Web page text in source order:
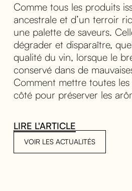
Comme tous les produits
ancestrale et d’un terroir
une palette de saveurs.
dégrader et disparaître,
qualité du vin, lorsque le
conservé dans de
Comment mettre toutes
côté pour préserver les
LIRE L'ARTICLE
VOIR LES ACTUALITÉS